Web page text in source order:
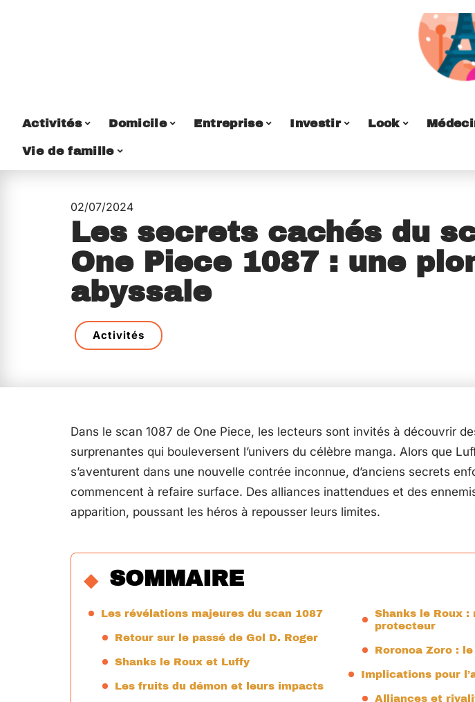
Activités Domicile Entreprise Investir Look
Vie de famille
02/07/2024
Les secrets cachés du
One Piece 1087 : une
abyssale
Activités
Dans le scan 1087 de One Piece, les lecteurs sont invités à découvrir
surprenantes qui bouleversent l’univers du célèbre manga. Alors que
s’aventurent dans une nouvelle contrée inconnue, d’anciens secrets
commencent à refaire surface. Des alliances inattendues et des
apparition, poussant les héros à repousser leurs limites.
SOMMAIRE
Les révélations majeures du scan 1087
Retour sur le passé de Gol D. Roger
Shanks le Roux et Luffy
Les fruits du démon et leurs impacts
Shanks le Roux :
protecteur
Roronoa Zoro :
Implications pour
Alliances et